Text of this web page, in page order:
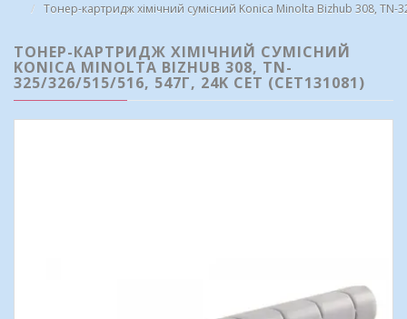
Тонер-картридж хімічний сумісний Konica Minolta Bizhub 308, TN-
ТОНЕР-КАРТРИДЖ ХІМІЧНИЙ СУМІСНИЙ
KONICA MINOLTA BIZHUB 308, TN-
325/326/515/516, 547Г, 24K CET (CET131081)